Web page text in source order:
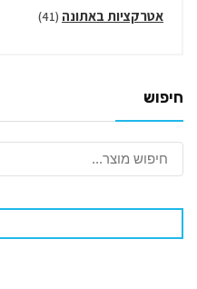
אטרקציות באתונה (41)
חיפוש